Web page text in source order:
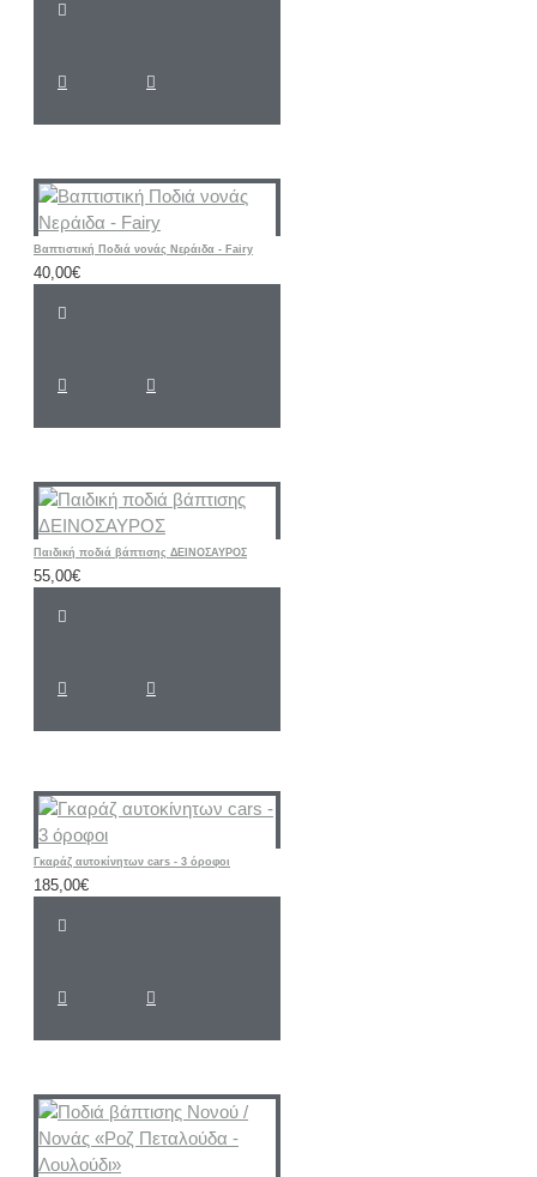
Βαπτιστική Ποδιά νονάς Νεράιδα - Fairy
40,00€
Παιδική ποδιά βάπτισης ΔΕΙΝΟΣΑΥΡΟΣ
55,00€
Γκαράζ αυτοκίνητων cars - 3 όροφοι
185,00€